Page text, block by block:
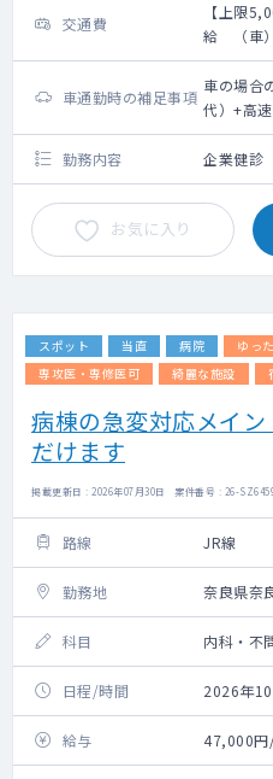
交通費
【上限
給 （車
車通勤時の補足事項
車の場合
代）+高
ETC利用
勤務内容
企業健診
お気に入り
スポット 当直 病院 ゆっ
専攻医・専修医可
綺麗な施設
病棟の急変対応メイ
だけます
掲載更新日 : 2026年07月30日 案件番号 : 26-
路線 JR線
勤務地 奈良県奈
科目 内科・不
日程/時間 2026年
給与 47,000円/